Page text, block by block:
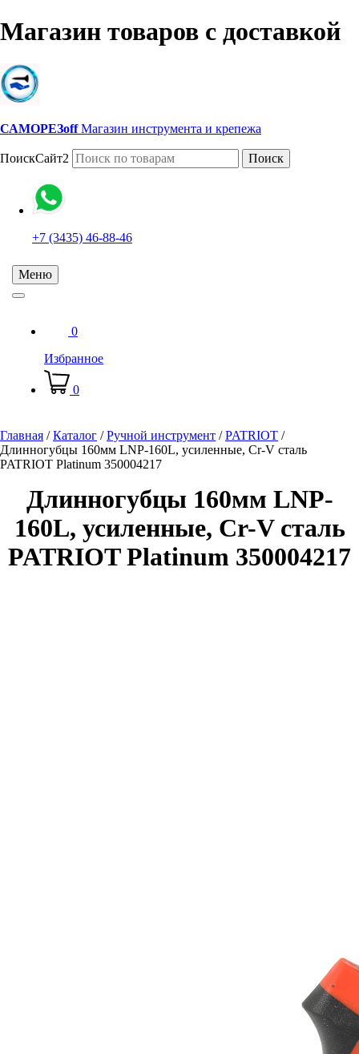
Магазин товаров с доставкой
САМОРЕЗoff Магазин инструмента и крепежа
ПоискСайт2 Поиск
+7 (3435) 46-88-46
Меню
0
Избранное
0
Главная /Каталог /Ручной инструмент /PATRIOT /
Длинногубцы 160мм LNP-160L, усиленные, Cr-V сталь
PATRIOT Platinum 350004217
Длинногубцы 160мм LNP-
160L, усиленные, Cr-V сталь
PATRIOT Platinum 350004217